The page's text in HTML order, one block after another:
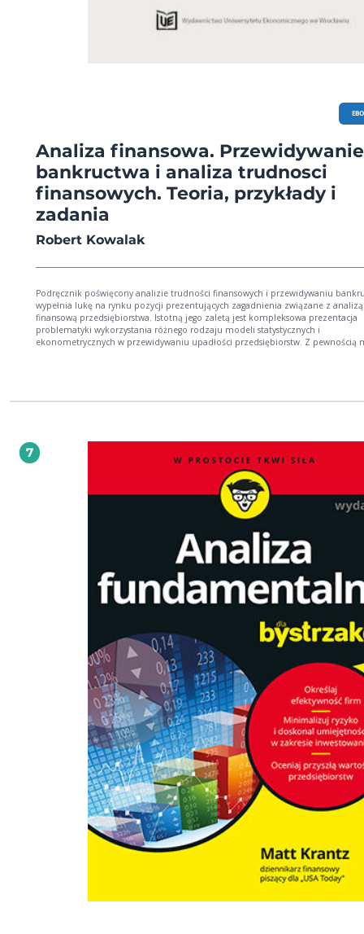
Analiza finansowa. Przewidywanie
bankructwa i analiza trudnosci
finansowych. Teoria, przykłady i
zadania
Robert Kowalak
Podręcznik poświęcony analizie trudności finansowych i przewidywaniu
wypełnia lukę na rynku pozycji prezentujących zagadnienia związane z analizą
finansową przedsiębiorstwa. Istotną jego zaletą jest kompleksowa prezentacja
problematyki wykorzystania różnego rodzaju modeli statystycznych i
ekonometrycznych w przewidywaniu upadłości przedsiębiorstw. Z pewnością
7